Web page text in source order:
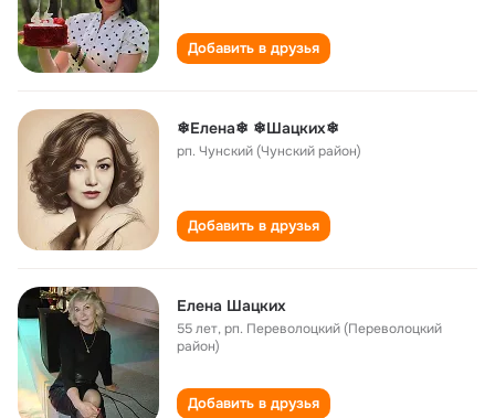
Добавить в друзья
❄Елена❄ ❄Шацких❄
рп. Чунский (Чунский район)
Добавить в друзья
Елена Шацких
55 лет,рп. Переволоцкий (Переволоцкий
район)
Добавить в друзья